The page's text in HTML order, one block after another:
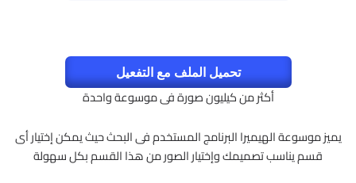
تحميل الملف مع التفعيل
أكثر من كيليون صورة فى موسوعة واحدة
يميز موسوعة الهيميرا البرنامج المستخدم فى البحث حيث يمكن إختيار أى
قسم يناسب تصميمك وإختيار الصور من هذا القسم بكل سهولة